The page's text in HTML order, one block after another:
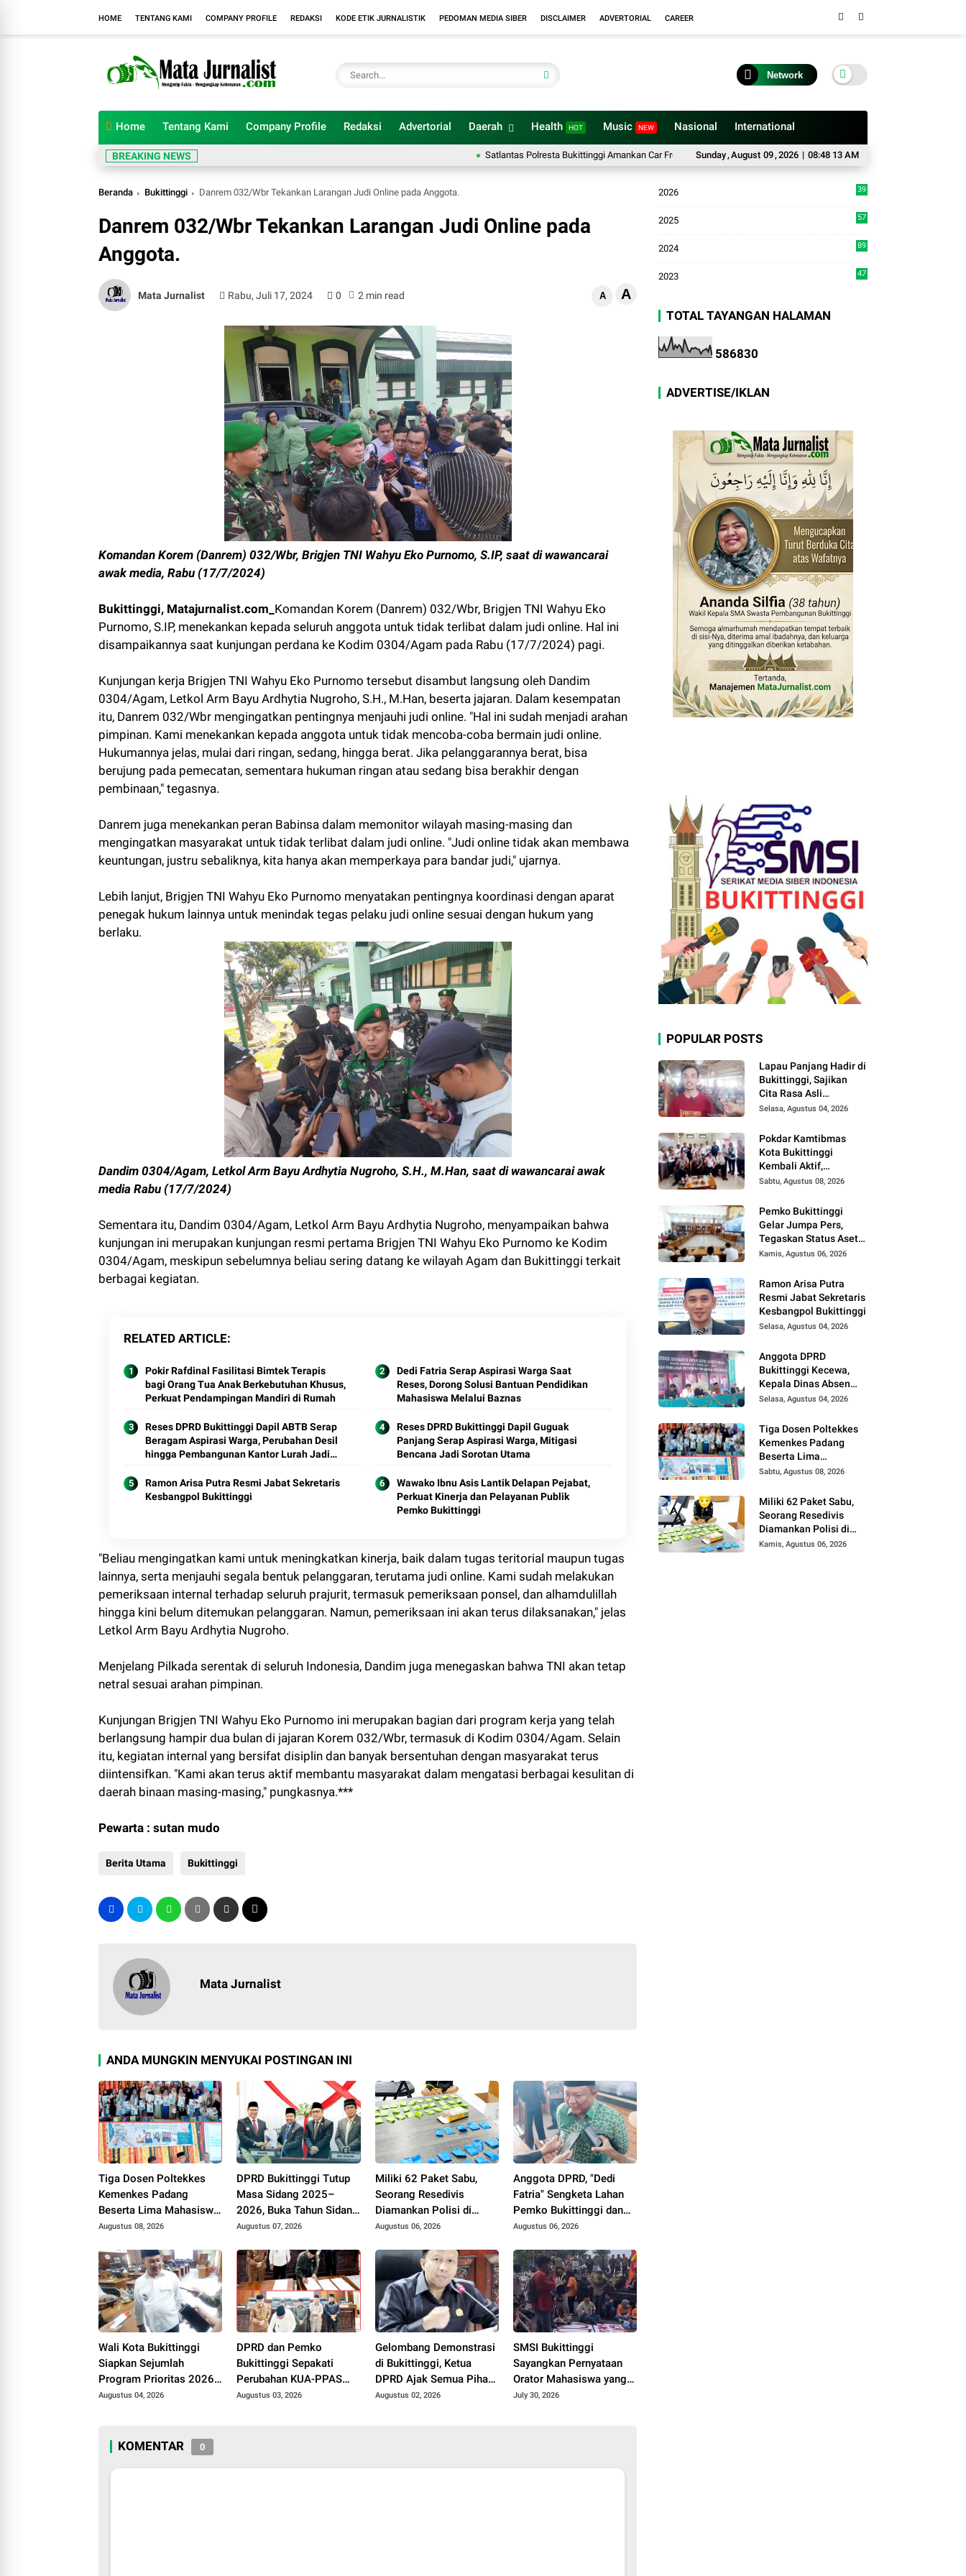
HOME TENTANG KAMI COMPANY PROFILE REDAKSI KODE ETIK JURNALISTIK PEDOMAN MEDIA SIBER DISCLAIMER ADVERTORIAL CAREER
Network
Home Tentang Kami Company Profile Redaksi Advertorial Daerah Health HOT Music NEW Nasional International
Sunday,August 09,2026 | 08:48 14 AM
BREAKING NEWS Satlantas Polresta Bukittinggi Amankan Car Free Day Peringatan HUT Kodam I/Bukit Barisan Pokdar Kamtibmas Kota
Beranda Bukittinggi Danrem 032/Wbr Tekankan Larangan Judi Online pada Anggota.
Danrem 032/Wbr Tekankan Larangan Judi Online pada
Anggota.
Mata Jurnalist Rabu, Juli 17, 2024 0 2 min read A A
Komandan Korem (Danrem) 032/Wbr, Brigjen TNI Wahyu Eko Purnomo, S.IP, saat di wawancarai
awak media, Rabu (17/7/2024)
Bukittinggi, Matajurnalist.com_ Komandan Korem (Danrem) 032/Wbr, Brigjen TNI Wahyu Eko
Purnomo, S.IP, menekankan kepada seluruh anggota untuk tidak terlibat dalam judi online. Hal ini
disampaikannya saat kunjungan perdana ke Kodim 0304/Agam pada Rabu (17/7/2024) pagi.
Kunjungan kerja Brigjen TNI Wahyu Eko Purnomo tersebut disambut langsung oleh Dandim
0304/Agam, Letkol Arm Bayu Ardhytia Nugroho, S.H., M.Han, beserta jajaran. Dalam kesempatan
itu, Danrem 032/Wbr mengingatkan pentingnya menjauhi judi online. "Hal ini sudah menjadi arahan
pimpinan. Kami menekankan kepada anggota untuk tidak mencoba-coba bermain judi online.
Hukumannya jelas, mulai dari ringan, sedang, hingga berat. Jika pelanggarannya berat, bisa
berujung pada pemecatan, sementara hukuman ringan atau sedang bisa berakhir dengan
pembinaan," tegasnya.
Danrem juga menekankan peran Babinsa dalam memonitor wilayah masing-masing dan
mengingatkan masyarakat untuk tidak terlibat dalam judi online. "Judi online tidak akan membawa
keuntungan, justru sebaliknya, kita hanya akan memperkaya para bandar judi," ujarnya.
Lebih lanjut, Brigjen TNI Wahyu Eko Purnomo menyatakan pentingnya koordinasi dengan aparat
penegak hukum lainnya untuk menindak tegas pelaku judi online sesuai dengan hukum yang
berlaku.
Dandim 0304/Agam, Letkol Arm Bayu Ardhytia Nugroho, S.H., M.Han, saat di wawancarai awak
media Rabu (17/7/2024)
Sementara itu, Dandim 0304/Agam, Letkol Arm Bayu Ardhytia Nugroho, menyampaikan bahwa
kunjungan ini merupakan kunjungan resmi pertama Brigjen TNI Wahyu Eko Purnomo ke Kodim
0304/Agam, meskipun sebelumnya beliau sering datang ke wilayah Agam dan Bukittinggi terkait
berbagai kegiatan.
RELATED ARTICLE
Pokir Rafdinal Fasilitasi Bimtek Terapis
bagi Orang Tua Anak Berkebutuhan Khusus,
Perkuat Pendampingan Mandiri di Rumah
Dedi Fatria Serap Aspirasi Warga Saat
Reses, Dorong Solusi Bantuan Pendidikan
Mahasiswa Melalui Baznas
Reses DPRD Bukittinggi Dapil ABTB Serap
Beragam Aspirasi Warga, Perubahan Desil
hingga Pembangunan Kantor Lurah Jadi
Reses DPRD Bukittinggi Dapil Guguak
Panjang Serap Aspirasi Warga, Mitigasi
Bencana Jadi Sorotan Utama
Ramon Arisa Putra Resmi Jabat Sekretaris
Kesbangpol Bukittinggi
Wawako Ibnu Asis Lantik Delapan Pejabat,
Perkuat Kinerja dan Pelayanan Publik
Pemko Bukittinggi
"Beliau mengingatkan kami untuk meningkatkan kinerja, baik dalam tugas teritorial maupun tugas
lainnya, serta menjauhi segala bentuk pelanggaran, terutama judi online. Kami sudah melakukan
pemeriksaan internal terhadap seluruh prajurit, termasuk pemeriksaan ponsel, dan alhamdulillah
hingga kini belum ditemukan pelanggaran. Namun, pemeriksaan ini akan terus dilaksanakan," jelas
Letkol Arm Bayu Ardhytia Nugroho.
Menjelang Pilkada serentak di seluruh Indonesia, Dandim juga menegaskan bahwa TNI akan tetap
netral sesuai arahan pimpinan.
Kunjungan Brigjen TNI Wahyu Eko Purnomo ini merupakan bagian dari program kerja yang telah
berlangsung hampir dua bulan di jajaran Korem 032/Wbr, termasuk di Kodim 0304/Agam. Selain
itu, kegiatan internal yang bersifat disiplin dan banyak bersentuhan dengan masyarakat terus
diintensifkan. "Kami akan terus aktif membantu masyarakat dalam mengatasi berbagai kesulitan di
daerah binaan masing-masing," pungkasnya.***
Pewarta : sutan mudo
Berita Utama Bukittinggi
Mata Jurnalist
ANDA MUNGKIN MENYUKAI POSTINGAN INI
Tiga Dosen Poltekkes
Kemenkes Padang
Beserta Lima Mahasiswa
Berikan Pelatihan
bagi Kader Posyandu di
Kubang Putiah
Augustus 08, 2026
DPRD Bukittinggi Tutup
Masa Sidang 2025–
2026, Buka Tahun Sidang
2026-2027, Wako
Augustus 07, 2026
Miliki 62 Paket Sabu,
Seorang Resedivis
Diamankan Polisi di
Bukittinggi
Augustus 06, 2026
Anggota DPRD, "Dedi
Fatria" Sengketa Lahan
Pemko Bukittinggi dan
UFDK Perlu Diselesaikan
Polemik di Media Sosial
Augustus 06, 2026
Wali Kota Bukittinggi
Siapkan Sejumlah
Program Prioritas 2026,
Fokus Pendidikan,
Augustus 04, 2026
DPRD dan Pemko
Bukittinggi Sepakati
Perubahan KUA-PPAS
APBD 2026, Jadi Dasar
Augustus 03, 2026
Gelombang Demonstrasi
di Bukittinggi, Ketua
DPRD Ajak Semua Pihak
Jaga Kondusivitas.
Augustus 02, 2026
SMSI Bukittinggi
Sayangkan Pernyataan
Orator Mahasiswa yang
Singgung Wartawan Saat
July 30, 2026
KOMENTAR 0
2026
39
2025
57
2024
89
2023 47
TOTAL TAYANGAN HALAMAN
586830
ADVERTISE/IKLAN
POPULAR POSTS
Lapau Panjang Hadir di
Bukittinggi, Sajikan
Cita Rasa Asli
Minangkabau dengan
Selasa, Agustus 04, 2026
Pokdar Kamtibmas
Kota Bukittinggi
Kembali Aktif,
Kepengurusan Baru
Sabtu, Agustus 08, 2026
Pemko Bukittinggi
Gelar Jumpa Pers,
Tegaskan Status Aset
Daerah dan Klarifikasi
UFDK
Kamis, Agustus 06, 2026
Ramon Arisa Putra
Resmi Jabat Sekretaris
Kesbangpol Bukittinggi
Selasa, Agustus 04, 2026
Anggota DPRD
Bukittinggi Kecewa,
Kepala Dinas Absen
pada Reses Masa
2025/ 2026.
Selasa, Agustus 04, 2026
Tiga Dosen Poltekkes
Kemenkes Padang
Beserta Lima
Mahasiswa Berikan
Gigi dan Mulut bagi
Kader Posyandu di
Kubang Putiah
Sabtu, Agustus 08, 2026
Miliki 62 Paket Sabu,
Seorang Resedivis
Diamankan Polisi di
Bukittinggi
Kamis, Agustus 06, 2026